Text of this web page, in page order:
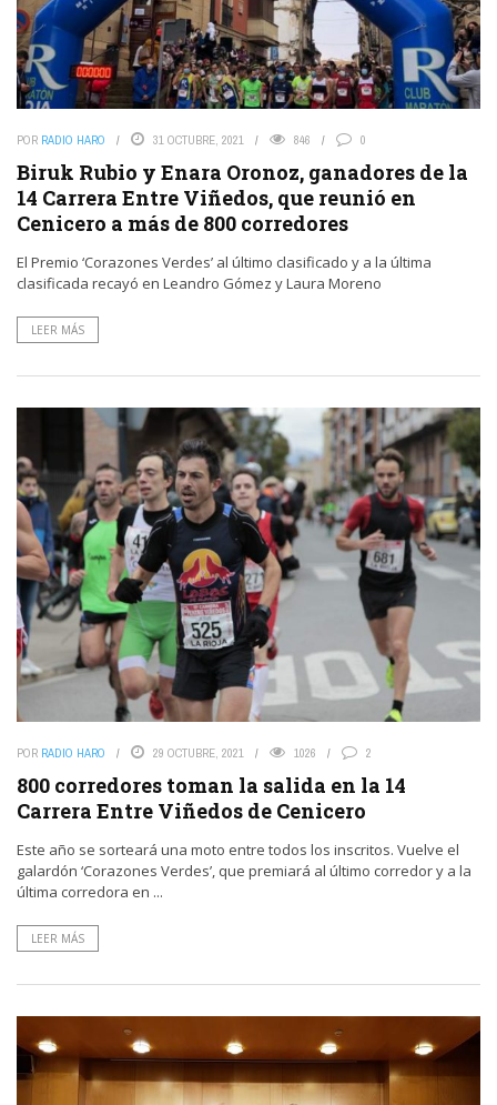
POR RADIO HARO 31 OCTUBRE, 2021 846 0
Biruk Rubio y Enara Oronoz, ganadores de la
14 Carrera Entre Viñedos, que reunió en
Cenicero a más de 800 corredores
El Premio ‘Corazones Verdes’ al último clasificado y a la última
clasificada recayó en Leandro Gómez y Laura Moreno
LEER MÁS
POR RADIO HARO 29 OCTUBRE, 2021 1026 2
800 corredores toman la salida en la 14
Carrera Entre Viñedos de Cenicero
Este año se sorteará una moto entre todos los inscritos. Vuelve el
galardón ‘Corazones Verdes’, que premiará al último corredor y a la
última corredora en ...
LEER MÁS